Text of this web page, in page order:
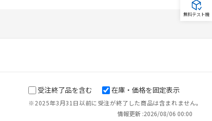
受注終了品を含む
※2025年3月31日以前に受注が終了した商品は含まれません。
在庫・価格を固定表示
情報更新 :2026/08/06 00:00
無料テスト機